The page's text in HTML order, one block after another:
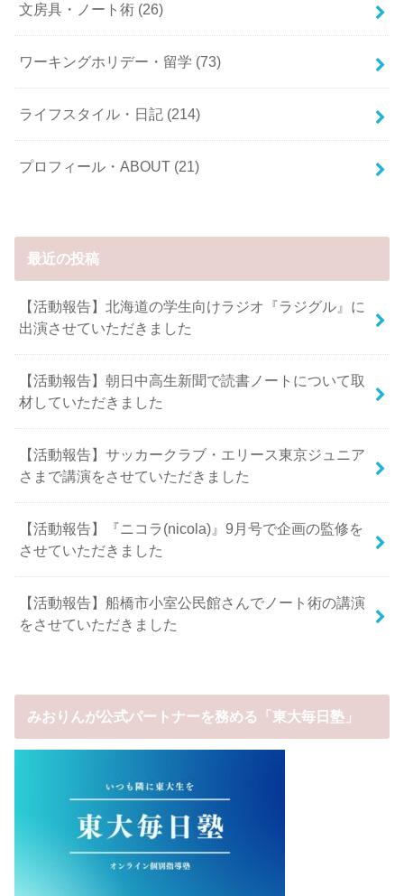
文房具・ノート術 (26)
ワーキングホリデー・留学 (73)
ライフスタイル・日記 (214)
プロフィール・ABOUT (21)
最近の投稿
【活動報告】北海道の学生向けラジオ『ラジグル』に
出演させていただきました
【活動報告】朝日中高生新聞で読書ノートについて取
材していただきました
【活動報告】サッカークラブ・エリース東京ジュニア
さまで講演をさせていただきました
【活動報告】『ニコラ(nicola)』9月号で企画の監修を
させていただきました
【活動報告】船橋市小室公民館さんでノート術の講演
をさせていただきました
みおりんが公式パートナーを務める「東大毎日塾」